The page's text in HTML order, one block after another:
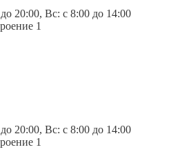
20:00, Вс: c 8:00 до 14:00
1
20:00, Вс: c 8:00 до 14:00
1